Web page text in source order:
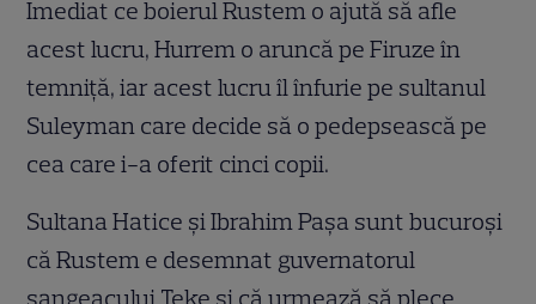
Imediat ce boierul Rustem o ajută să afle
acest lucru, Hurrem o aruncă pe Firuze în
temniţă, iar acest lucru îl înfurie pe sultanul
Suleyman care decide să o pedepsească pe
cea care i-a oferit cinci copii.
Sultana Hatice şi Ibrahim Paşa sunt bucuroşi
că Rustem e desemnat guvernatorul
sangeacului Teke şi că urmează să plece